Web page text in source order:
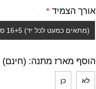
אורך הצמיד*
(מתאים כמעט לכל יד) 16+5 ס"מ
הוסף מארז מתנה: (חינם)
לא כן